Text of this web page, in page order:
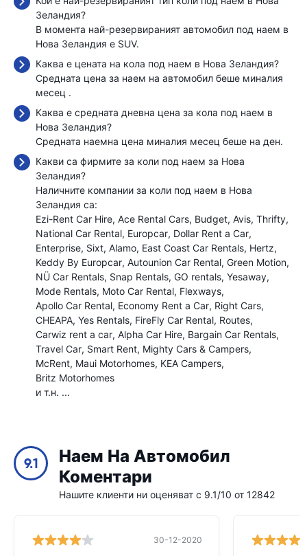
Зеландия?
В момента най-резервираният автомобил под наем в
Нова Зеландия е SUV.
Каква е цената на кола под наем в Нова Зеландия?
Средната цена за наем на автомобил беше миналия
месец .
Каква е средната дневна цена за кола под наем в
Нова Зеландия?
Средната наемна цена миналия месец беше на ден.
Какви са фирмите за коли под наем за Нова
Зеландия?
Наличните компании за коли под наем в Нова
Зеландия са:
Ezi-Rent Car Hire Ace Rental Cars Budget Avis Thrifty
National Car Rental Europcar Dollar Rent a Car
Enterprise Sixt Alamo East Coast Car Rentals Hertz
Keddy By Europcar Autounion Car Rental Green Motion
NÜ Car Rentals Snap Rentals GO rentals Yesaway
Mode Rentals Moto Car Rental Flexways
Apollo Car Rental Economy Rent a Car Right Cars
CHEAPA Yes Rentals FireFly Car Rental Routes
Carwiz rent a car Alpha Car Hire Bargain Car Rentals
Travel Car Smart Rent Mighty Cars & Campers
McRent Maui Motorhomes KEA Campers
Britz Motorhomes
и т.н. ...
9.1
Наем На Автомобил
Коментари
Нашите клиенти ни оценяват с 9.1/10 от 12842
30-12-2020